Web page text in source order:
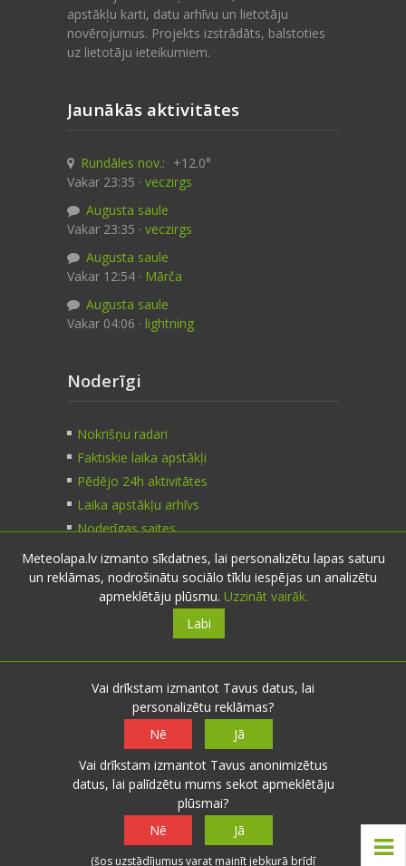
apstākļu karti, datu arhīvu un lietotāju
novērojumus. Projekts izstrādāts, balstoties
uz lietotāju ieteikumiem.
Jaunākās aktivitātes
Rundāles nov.: +12.0°
Vakar 23:35 · veczirgs
Augusta saule
Vakar 23:35 · veczirgs
Augusta saule
Vakar 12:54 · Mārča
Augusta saule
Vakar 04:06 · lightning
Noderīgi
Nokrišņu radari
Faktiskie laika apstākļi
Pēdējo 24h aktivitātes
Laika apstākļu arhīvs
Noderīgas saites
Kontakti
nosūti ziņu
Seko mums
© 2026 meteolapa.lv. v2
Raksti· Galerijas· Radars·
Meteolapa.lv izmanto sīkdatnes, lai personalizētu lapas saturu
un reklāmas, nodrošinātu sociālo tīklu iespējas un analizētu
apmeklētāju plūsmu. Uzzināt vairāk.
Labi
Vai drīkstam izmantot Tavus datus, lai
personalizētu reklāmas?
Nē
Jā
Vai drīkstam izmantot Tavus anonimizētus
datus, lai palīdzētu mums sekot apmeklētāju
plūsmai?
Nē
Jā
(šos uzstādījumus varat mainīt jebkurā brīdī